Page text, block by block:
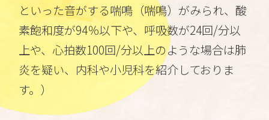
といった音がする喘鳴（喘鳴）がみられ、酸
素飽和度が94％以下や、呼吸数が24回/分以
上や、心拍数100回/分以上のような場合は肺
炎を疑い、内科や小児科を紹介しておりま
す。）